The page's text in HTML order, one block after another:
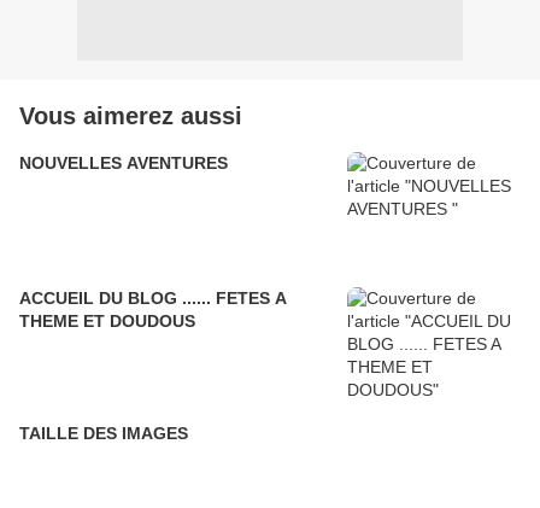
Vous aimerez aussi
NOUVELLES AVENTURES
ACCUEIL DU BLOG ...... FETES A
THEME ET DOUDOUS
TAILLE DES IMAGES